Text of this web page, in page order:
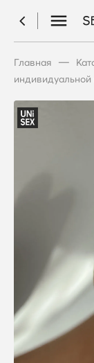
Главная —